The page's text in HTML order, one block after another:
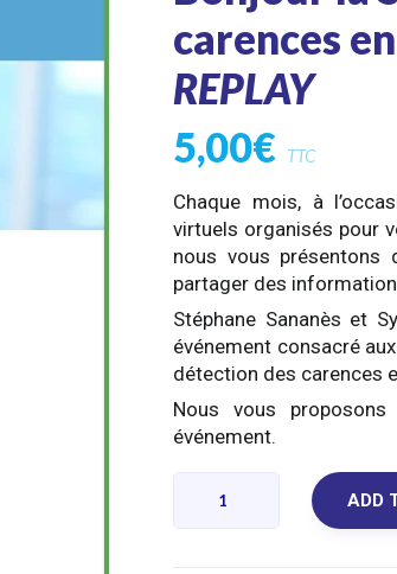
carences
REPLAY
5,00€ TTC
Chaque mois, à
virtuels organisés pour
nous vous présentons
partager des
Stéphane Sananès et
événement consacré
détection des carences
Nous vous
événement.
ADD